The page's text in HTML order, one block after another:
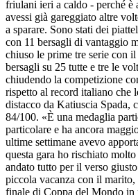
friulani ieri a caldo - perché è
avessi già gareggiato altre
a sparare. Sono stati dei
con 11 bersagli di vantaggio
chiuso le prime tre serie con
bersagli su 25 tutte e tre le
chiudendo la competizione
rispetto al record italiano che
distacco da Katiuscia Spada,
84/100. «È una medaglia
particolare e ha ancora
ultime settimane avevo
questa gara ho rischiato
andato tutto per il verso
piccola vacanza con il
finale di Coppa del Mondo in